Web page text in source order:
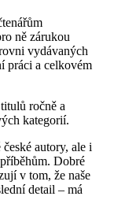
ně zárukou
vydávaných
práci a celkovém
ročně a
kategorií.
autory, ale i
Dobré
v tom, že naše
detail – má